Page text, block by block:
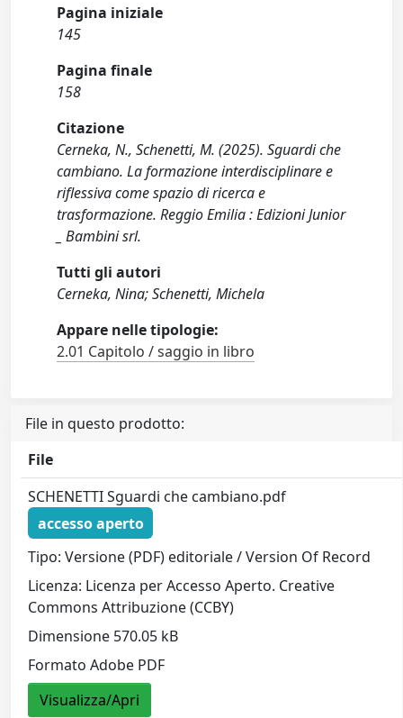
Pagina iniziale
145
Pagina finale
158
Citazione
Cerneka, N., Schenetti, M. (2025). Sguardi che
cambiano. La formazione interdisciplinare e
riflessiva come spazio di ricerca e
trasformazione. Reggio Emilia : Edizioni Junior
_ Bambini srl.
Tutti gli autori
Cerneka, Nina; Schenetti, Michela
Appare nelle tipologie:
2.01 Capitolo / saggio in libro
File in questo prodotto:
File
SCHENETTI Sguardi che cambiano.pdf
accesso aperto
Tipo: Versione (PDF) editoriale / Version Of Record
Licenza: Licenza per Accesso Aperto. Creative
Commons Attribuzione (CCBY)
Dimensione 570.05 kB
Formato Adobe PDF
Visualizza/Apri